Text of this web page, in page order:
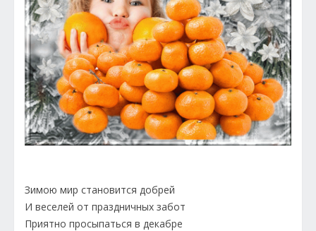
Зимою мир становится добрей
И веселей от праздничных забот
Приятно просыпаться в декабре